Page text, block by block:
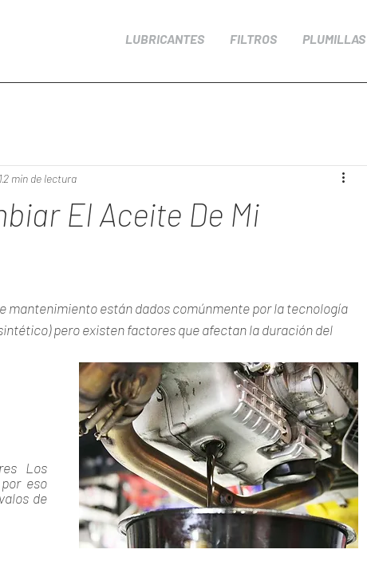
LUBRICANTES FILTROS PLUMILLAS
El Aceite De Mi
2 min de lectura
mantenimiento están dados comúnmente por la tecnología
pero existen factores que afectan la duración del
Los
eso
de